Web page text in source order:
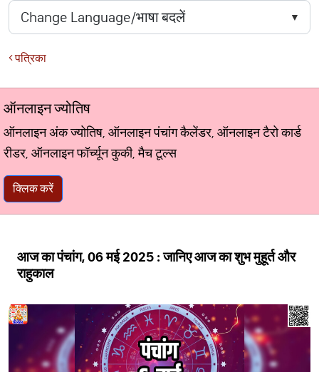
पत्रिका
ऑनलाइन ज्योतिष
ऑनलाइन अंक ज्योतिष, ऑनलाइन पंचांग कैलेंडर, ऑनलाइन टैरो कार्ड
रीडर, ऑनलाइन फॉर्च्यून कुकी, मैच टूल्स
क्लिक करें
आज का पंचांग, 06 मई 2025 : जानिए आज का शुभ मुहूर्त और
राहुकाल